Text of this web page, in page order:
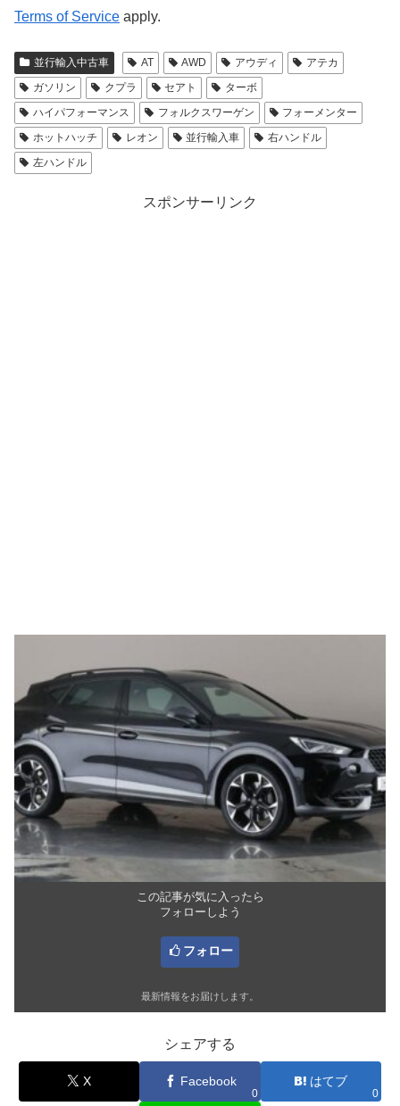
Terms of Service apply.
並行輸入中古車 AT AWD アウディ
アテカ
ガソリン
クプラ セアト
ターボ
ハイパフォーマンス
フォルクスワーゲン
フォーメンター
ホットハッチ
レオン 並行輸入車
右ハンドル
左ハンドル
スポンサーリンク
この記事が気に入ったら
フォローしよう
フォロー
最新情報をお届けします。
シェアする
X Facebook
0
はてブ
0